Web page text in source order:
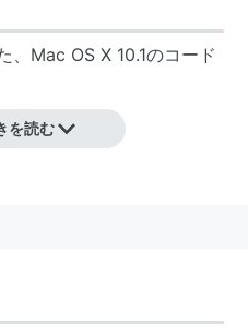
、Mac OS X 10.1のコード
ガー）より。
を読む